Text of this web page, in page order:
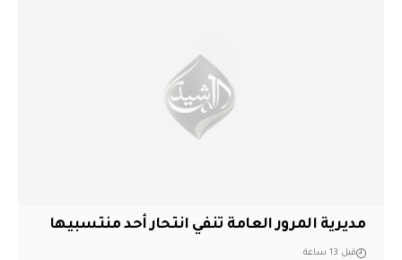
مديرية المرور العامة تنفي انتحار أحد منتسبيها
قبل 13 ساعة